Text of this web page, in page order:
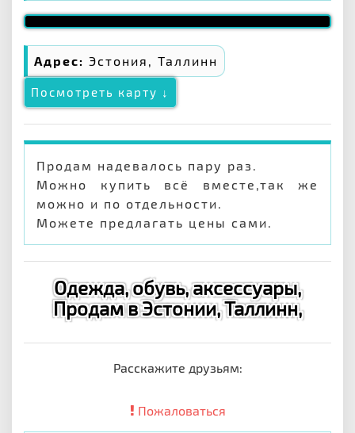
Адрес: Эстония, Таллинн
Посмотреть карту ↓
Продам надевалось пару раз.
Можно купить всё вместе,так же
можно и по отдельности.
Можете предлагать цены сами.
Одежда, обувь, аксессуары,
Продам в Эстонии, Таллинн,
Расскажите друзьям:
Пожаловаться